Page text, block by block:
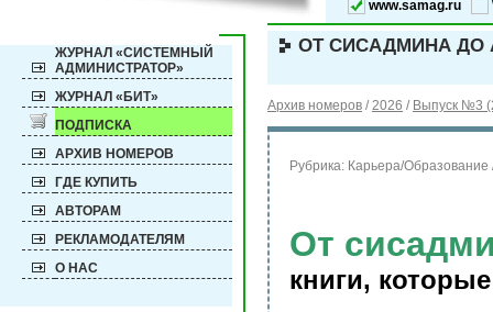
www.samag.ru
ЖУРНАЛ «СИСТЕМНЫЙ
АДМИНИСТРАТОР»
ЖУРНАЛ «БИТ»
ПОДПИСКА
АРХИВ НОМЕРОВ
ГДЕ КУПИТЬ
АВТОРАМ
РЕКЛАМОДАТЕЛЯМ
О НАС
ОТ СИСАДМИНА ДО
Архив номеров / 2026 / Выпуск №3
Рубрика: Карьера/
От
книги,